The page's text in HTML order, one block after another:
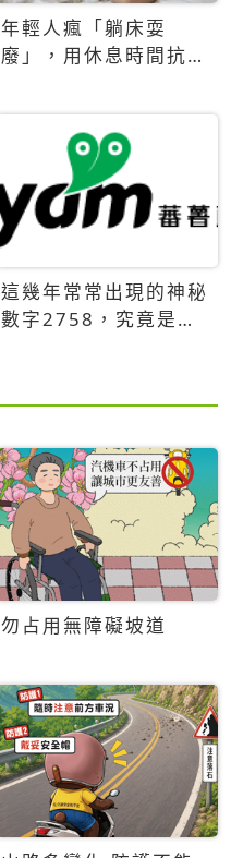
年輕人瘋「躺床耍
廢」，用休息時間抗拒
這幾年常常出現的神秘
數字2758，究竟是什
勿占用無障礙坡道